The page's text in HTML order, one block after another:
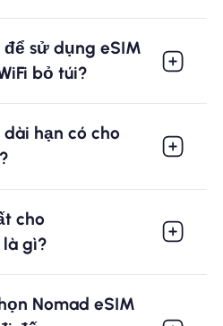
để sử dụng eSIM
bỏ túi?
hạn có cho
cho
gì?
Nomad eSIM